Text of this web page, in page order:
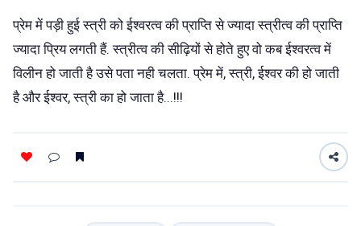
प्रेम में पड़ी हुई स्त्री को ईश्वरत्व की प्राप्ति से ज्यादा स्त्रीत्व की प्राप्ति
ज्यादा प्रिय लगती हैं. स्त्रीत्व की सीढ़ियों से होते हुए वो कब ईश्वरत्व में
विलीन हो जाती है उसे पता नही चलता. प्रेम में, स्त्री, ईश्वर की हो जाती
है और ईश्वर, स्त्री का हो जाता है...!!!